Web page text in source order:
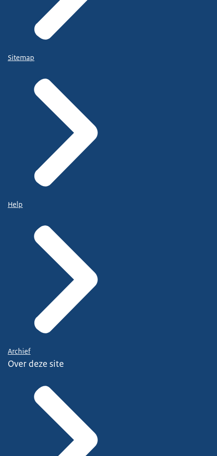
Sitemap
Help
Archief
Over deze site